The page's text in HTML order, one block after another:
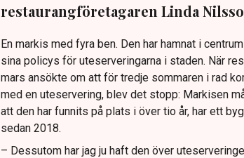
restaurangföretagaren Linda
En markis med fyra ben. Den har hamnat i
sina policys för uteserveringarna i staden. När
mars ansökte om att för tredje sommaren i rad
med en uteservering, blev det stopp: Markisen
att den har funnits på plats i över tio år, har ett
sedan 2018.
– Dessutom har jag ju haft den över